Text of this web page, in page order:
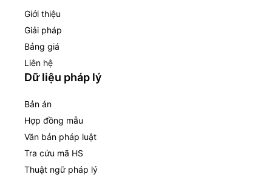
Giới thiệu
Giải pháp
Bảng giá
Liên hệ
Dữ liệu pháp lý
Bản án
Hợp đồng mẫu
Văn bản pháp luật
Tra cứu mã HS
Thuật ngữ pháp lý